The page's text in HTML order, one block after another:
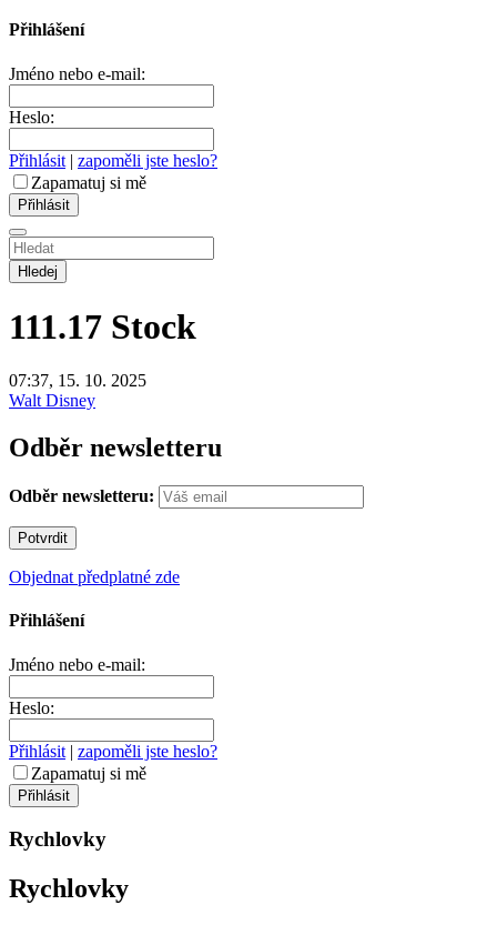
Přihlášení
Jméno nebo e-mail:
Heslo:
Přihlásit | zapoměli jste heslo?
Zapamatuj si mě
Hledej
111.17 Stock
07:37, 15. 10. 2025
Walt Disney
Odběr newsletteru
Odběr newsletteru:
Objednat předplatné zde
Přihlášení
Jméno nebo e-mail:
Heslo:
Přihlásit | zapoměli jste heslo?
Zapamatuj si mě
Rychlovky
Rychlovky